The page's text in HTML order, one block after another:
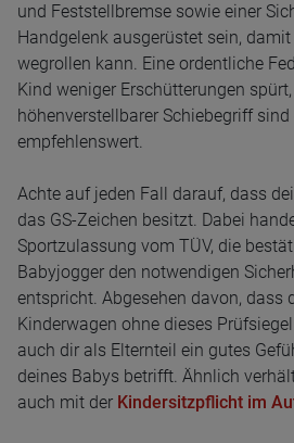
und Feststellbremse sowie einer
Handgelenk ausgerüstet sein,
wegrollen kann. Eine ordentliche
Kind weniger Erschütterungen
höhenverstellbarer Schiebegriff
empfehlenswert.
Achte auf jeden Fall darauf, dass
das GS-Zeichen besitzt. Dabei
Sportzulassung vom TÜV, die
Babyjogger den notwendigen
entspricht. Abgesehen davon, dass
Kinderwagen ohne dieses
auch dir als Elternteil ein gutes
deines Babys betrifft. Ähnlich
auch mit der Kindersitzpflicht im